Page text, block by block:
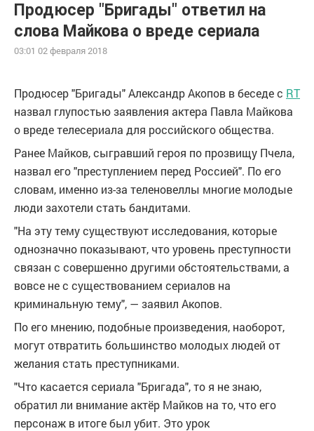
Продюсер "Бригады" ответил на
слова Майкова о вреде сериала
03:01 02 февраля 2018
Продюсер "Бригады" Александр Акопов в беседе с RT
назвал глупостью заявления актера Павла Майкова
о вреде телесериала для российского общества.
Ранее Майков, сыгравший героя по прозвищу Пчела,
назвал его "преступлением перед Россией". По его
словам, именно из-за теленовеллы многие молодые
люди захотели стать бандитами.
"На эту тему существуют исследования, которые
однозначно показывают, что уровень преступности
связан с совершенно другими обстоятельствами, а
вовсе не с существованием сериалов на
криминальную тему", — заявил Акопов.
По его мнению, подобные произведения, наоборот,
могут отвратить большинство молодых людей от
желания стать преступниками.
"Что касается сериала "Бригада", то я не знаю,
обратил ли внимание актёр Майков на то, что его
персонаж в итоге был убит. Это урок